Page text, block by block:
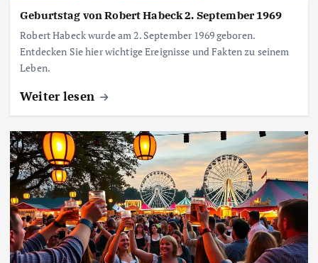
Geburtstag von Robert Habeck 2. September 1969
Robert Habeck wurde am 2. September 1969 geboren.
Entdecken Sie hier wichtige Ereignisse und Fakten zu seinem
Leben.
Weiter lesen